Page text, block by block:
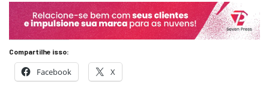
Compartilhe isso:
Facebook X